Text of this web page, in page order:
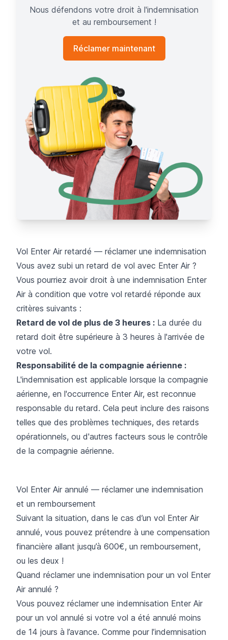
Nous défendons votre droit à l'indemnisation
et au remboursement !
Réclamer maintenant
Vol Enter Air retardé — réclamer une indemnisation
Vous avez subi un retard de vol avec Enter Air ?
Vous pourriez avoir droit à une indemnisation Enter
Air à condition que votre vol retardé réponde aux
critères suivants :
Retard de vol de plus de 3 heures : La durée du
retard doit être supérieure à 3 heures à l'arrivée de
votre vol.
Responsabilité de la compagnie aérienne :
L'indemnisation est applicable lorsque la compagnie
aérienne, en l'occurrence Enter Air, est reconnue
responsable du retard. Cela peut inclure des raisons
telles que des problèmes techniques, des retards
opérationnels, ou d'autres facteurs sous le contrôle
de la compagnie aérienne.
Vol Enter Air annulé — réclamer une indemnisation
et un remboursement
Suivant la situation, dans le cas d’un vol Enter Air
annulé, vous pouvez prétendre à une compensation
financière allant jusqu’à 600€, un remboursement,
ou les deux !
Quand réclamer une indemnisation pour un vol Enter
Air annulé ?
Vous pouvez réclamer une indemnisation Enter Air
pour un vol annulé si votre vol a été annulé moins
de 14 jours à l’avance. Comme pour l’indemnisation